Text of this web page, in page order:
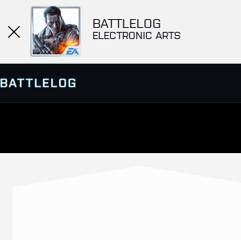
BATTLELOG
ELECTRONIC ARTS